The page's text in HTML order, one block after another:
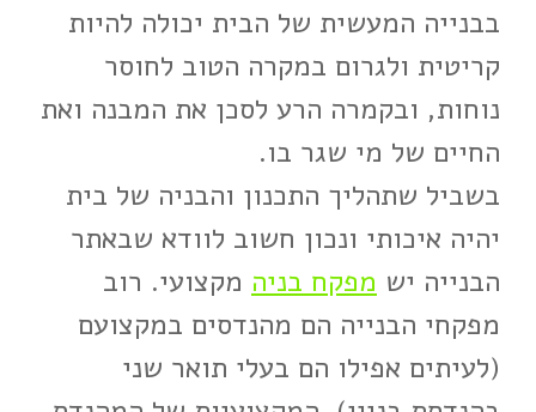
בבנייה המעשית של הבית יכולה להיות
קריטית ולגרום במקרה הטוב לחוסר
נוחות, ובקמרה הרע לסכן את המבנה ואת
החיים של מי שגר בו.
בשביל שתהליך התכנון והבניה של בית
יהיה איכותי ונכון חשוב לוודא שבאתר
הבנייה יש מפקח בניה מקצועי. רוב
מפקחי הבנייה הם מהנדסים במקצועם
(לעיתים אפילו הם בעלי תואר שני